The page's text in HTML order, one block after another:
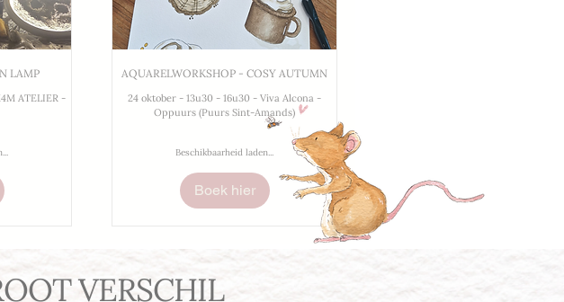
LAMP
ATELIER -
AQUARELWORKSHOP - COSY AUTUMN
24 oktober - 13u30 - 16u30 - Viva Alcona -
Oppuurs (Puurs Sint-Amands)
Beschikbaarheid laden...
Boek hier
VERSCHIL